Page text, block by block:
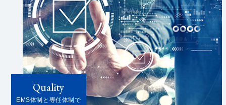
Quality
EMS体制と専任体制で